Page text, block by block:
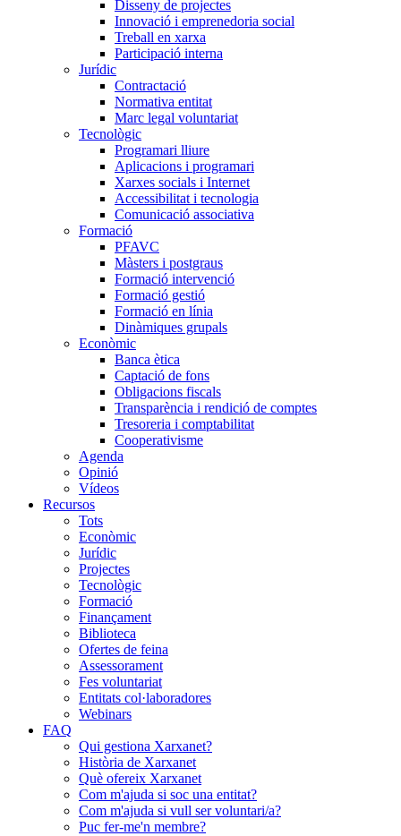
Disseny de projectes
Innovació i emprenedoria social
Treball en xarxa
Participació interna
Jurídic
Contractació
Normativa entitat
Marc legal voluntariat
Tecnològic
Programari lliure
Aplicacions i programari
Xarxes socials i Internet
Accessibilitat i tecnologia
Comunicació associativa
Formació
PFAVC
Màsters i postgraus
Formació intervenció
Formació gestió
Formació en línia
Dinàmiques grupals
Econòmic
Banca ètica
Captació de fons
Obligacions fiscals
Transparència i rendició de comptes
Tresoreria i comptabilitat
Cooperativisme
Agenda
Opinió
Vídeos
Recursos
Tots
Econòmic
Jurídic
Projectes
Tecnològic
Formació
Finançament
Biblioteca
Ofertes de feina
Assessorament
Fes voluntariat
Entitats col·laboradores
Webinars
FAQ
Qui gestiona Xarxanet?
Història de Xarxanet
Què ofereix Xarxanet
Com m'ajuda si soc una entitat?
Com m'ajuda si vull ser voluntari/a?
Puc fer-me'n membre?